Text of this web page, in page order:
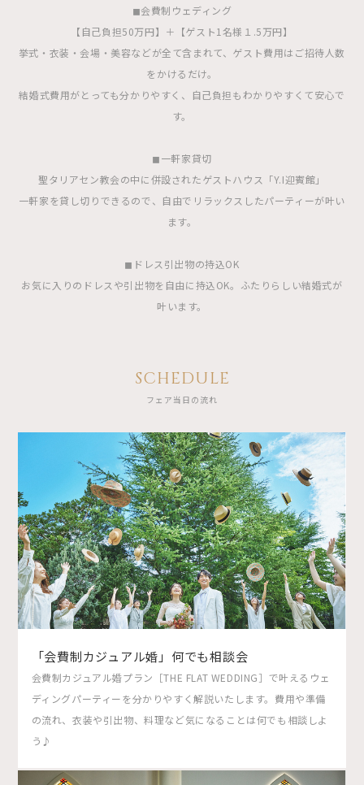
◼︎会費制ウェディング
【自己負担50万円】＋【ゲスト1名様１.5万円】
挙式・衣装・会場・美容などが全て含まれて、ゲスト費用はご招待人数
をかけるだけ。
結婚式費用がとっても分かりやすく、自己負担もわかりやすくて安心で
す。
◼︎一軒家貸切
聖タリアセン教会の中に併設されたゲストハウス「Y.I迎賓館」
一軒家を貸し切りできるので、自由でリラックスしたパーティーが叶い
ます。
◼︎ドレス引出物の持込OK
お気に入りのドレスや引出物を自由に持込OK。ふたりらしい結婚式が
叶います。
SCHEDULE
フェア当日の流れ
「会費制カジュアル婚」何でも相談会
会費制カジュアル婚プラン［THE FLAT WEDDING］で叶えるウェ
ディングパーティーを分かりやすく解説いたします。費用や準備
の流れ、衣装や引出物、料理など気になることは何でも相談しよ
う♪